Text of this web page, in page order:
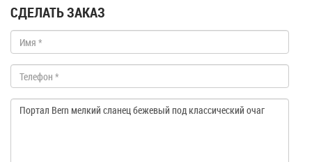
СДЕЛАТЬ ЗАКАЗ